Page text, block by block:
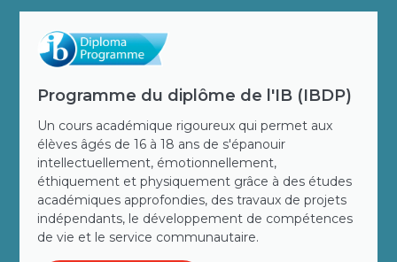
Programme du diplôme de l'IB (IBDP)
Un cours académique rigoureux qui permet aux
élèves âgés de 16 à 18 ans de s'épanouir
intellectuellement, émotionnellement,
éthiquement et physiquement grâce à des études
académiques approfondies, des travaux de projets
indépendants, le développement de compétences
de vie et le service communautaire.